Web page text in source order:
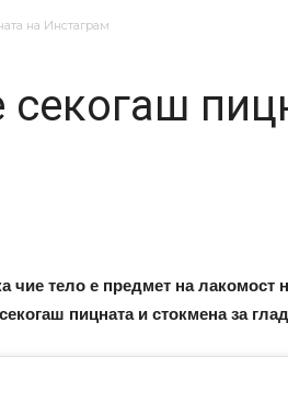
на Инстаграм
тело е предмет на лакомост
пицната и стокмена за